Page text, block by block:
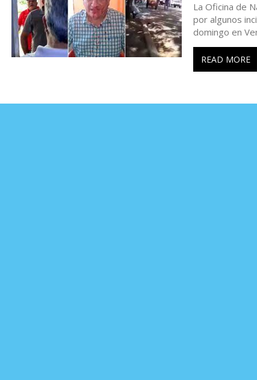
t
r
d
La Oficina de
por algunos
domingo en
READ MORE